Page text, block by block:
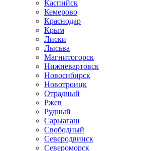
Каспийск
Кемерово
Краснодар
Крым
Лиски
Лысьва
Магнитогорск
Нижневартовск
Новосибирск
Новотроицк
Отрадный
Ржев
Рудный
Сарыагаш
Свободный
Северодвинск
Североморск